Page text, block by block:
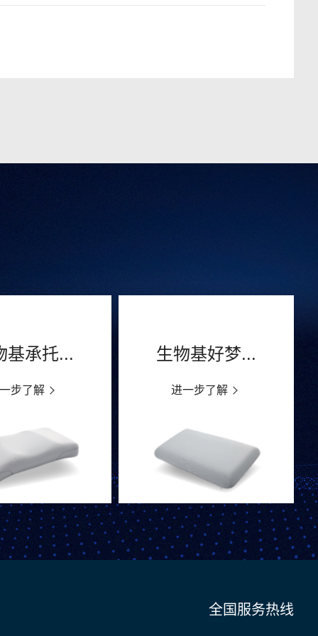
基承托...
步了解
生物基好梦...
进一步了解
全国服务热线